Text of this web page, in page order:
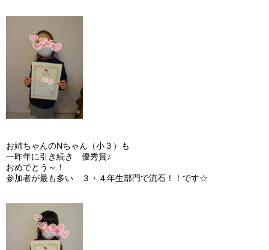
お姉ちゃんのNちゃん（小３）も
一昨年に引き続き 優秀賞♪
おめでとう～！
参加者が最も多い ３・４年生部門で流石！！です☆